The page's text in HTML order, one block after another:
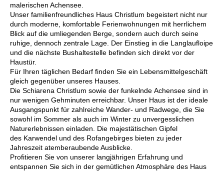
malerischen Achensee.
Unser familienfreundliches Haus Christlum begeistert nicht nur
durch moderne, komfortable Ferienwohnungen mit herrlichem
Blick auf die umliegenden Berge, sondern auch durch seine
ruhige, dennoch zentrale Lage. Der Einstieg in die Langlaufloipe
und die nächste Bushaltestelle befinden sich direkt vor der
Haustür.
Für Ihren täglichen Bedarf finden Sie ein Lebensmittelgeschäft
gleich gegenüber unseres Hauses.
Die Schiarena Christlum sowie der funkelnde Achensee sind in
nur wenigen Gehminuten erreichbar. Unser Haus ist der ideale
Ausgangspunkt für zahlreiche Wander- und Radwege, die Sie
sowohl im Sommer als auch im Winter zu unvergesslichen
Naturerlebnissen einladen. Die majestätischen Gipfel
des Karwendel und des Rofangebirges bieten zu jeder
Jahreszeit atemberaubende Ausblicke.
Profitieren Sie von unserer langjährigen Erfahrung und
entspannen Sie sich in der gemütlichen Atmosphäre des Haus